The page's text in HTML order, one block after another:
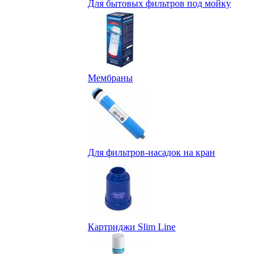
Для бытовых фильтров под мойку
Мембраны
Для фильтров-насадок на кран
Картриджи Slim Line